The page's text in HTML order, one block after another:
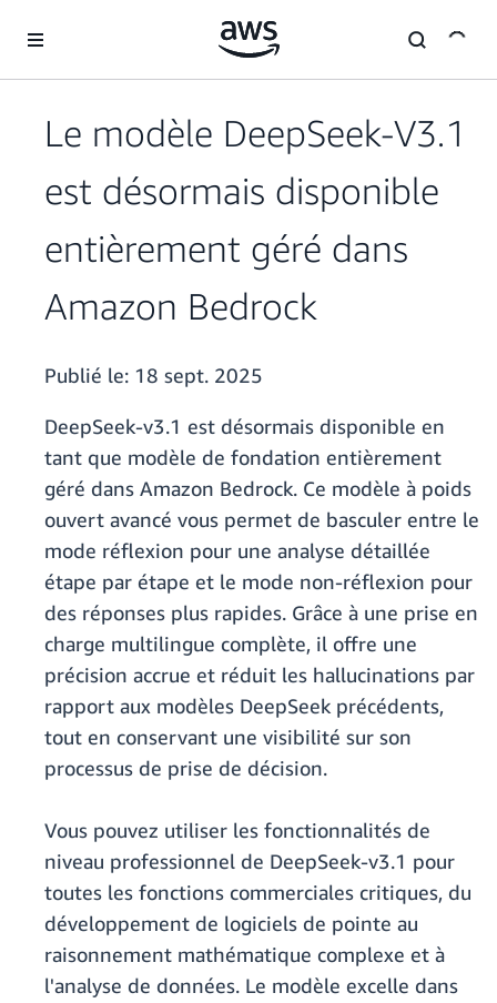
Le modèle DeepSeek-V3.1
est désormais disponible
entièrement géré dans
Amazon Bedrock
Publié le: 18 sept. 2025
DeepSeek-v3.1 est désormais disponible en
tant que modèle de fondation entièrement
géré dans Amazon Bedrock. Ce modèle à poids
ouvert avancé vous permet de basculer entre le
mode réflexion pour une analyse détaillée
étape par étape et le mode non-réflexion pour
des réponses plus rapides. Grâce à une prise en
charge multilingue complète, il offre une
précision accrue et réduit les hallucinations par
rapport aux modèles DeepSeek précédents,
tout en conservant une visibilité sur son
processus de prise de décision.
Vous pouvez utiliser les fonctionnalités de
niveau professionnel de DeepSeek-v3.1 pour
toutes les fonctions commerciales critiques, du
développement de logiciels de pointe au
raisonnement mathématique complexe et à
l'analyse de données. Le modèle excelle dans